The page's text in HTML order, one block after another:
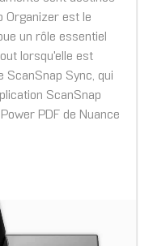
Organizer est le
un rôle essentiel
lorsqu'elle est
ScanSnap Sync, qui
ScanSnap
PDF de Nuance